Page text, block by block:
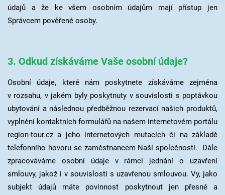
údajů a že ke všem osobním údajům mají přístup jen
Správcem pověřené osoby.
3. Odkud získáváme Vaše osobní údaje?
Osobní údaje, které nám poskytnete získáváme zejména
v rozsahu, v jakém byly poskytnuty v souvislosti s poptávkou
ubytování a následnou předběžnou rezervací našich produktů,
vyplnění kontaktních formulářů na našem internetovém portálu
region-tour.cz a jeho internetových mutacích či na základě
telefonního hovoru se zaměstnancem Naší společnosti. Dále
zpracováváme osobní údaje v rámci jednání o uzavření
smlouvy, jakož i v souvislosti s uzavřenou smlouvou. Vy, jako
subjekt údajů máte povinnost poskytnout jen přesné a